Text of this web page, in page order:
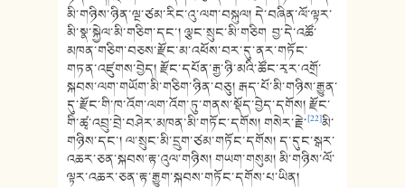
མི་གཉིས་ཉིན་ལྔ་ཙམ་རིང་འུ་ལག་བསྐུལ། དེ་བཞིན་ལོ་ལྟར་
མི་སྣ་སྐྱེལ་མི་གཅིག་དང་། ལྕང་སྲུང་མི་གཅིག བྱ་དེ་འཚོ་
མཁན་གཅིག་བཅས་རྫོང་མ་འཕོས་བར་དུ་ནར་གཏོང་
གཏན་འཛུགས་བྱེད། རྫོང་དཔོན་རྒྱ་ཉི་མའི་ཚོང་རྭར་འགྲོ་
སྐབས་ལག་གཡོག་མི་གཅིག་ཉིན་བཅུ། རྒད་པོ་མི་གཉིས་རྒྱུན་
དུ་རྫོང་གི་ཁ་འོག་ལག་འོག་ཏུ་གནས་སྡོད་བྱེད་དགོས། རྫོང་
གི་ཚྭ་འབྲུ་བྲེ་བཤེར་མཁན་མི་གཏོང་དགོས། གསེར་རྗེ་[22]མི་
གཉིས་དང་། ལ་སྲུང་མི་དྲུག་ཙམ་གཏོང་དགོས། ད་དུང་སྒར་
འཆར་ཅན་སྐབས་རྟ་འུལ་གཉིས། གཡག་གསུམ། མི་གཉིས་ལོ་
ལྟར་འཆར་ཅན་རྟ་རྒྱུག་སྐབས་གཏོང་དགོས་པ་ཡིན།